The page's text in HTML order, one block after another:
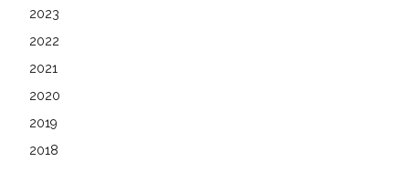
2023
2022
2021
2020
2019
2018